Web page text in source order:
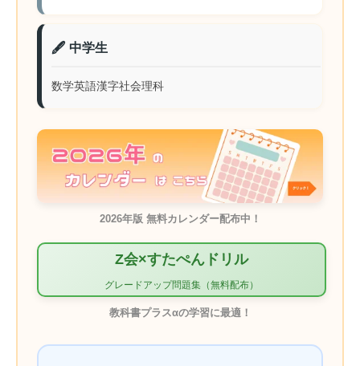
🖋️ 中学生
数学英語漢字社会理科
2026年版 無料カレンダー配布中！
Z会×すたぺんドリル
グレードアップ問題集（無料配布）
教科書プラスαの学習に最適！